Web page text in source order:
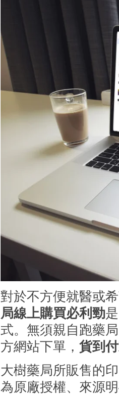
對於不方便就醫或
局線上購買必利勁
式。無須親自跑藥
方網站下單， 貨到
大樹藥局所販售的
為原廠授權、來源